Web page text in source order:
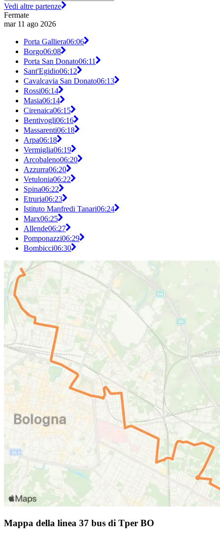
Vedi altre partenze
Fermate
mar 11 ago 2026
Porta Galliera06:06
Borgo06:08
Porta San Donato06:11
Sant'Egidio06:12
Cavalcavia San Donato06:13
Rossi06:14
Masia06:14
Cirenaica06:15
Bentivogli06:16
Massarenti06:18
Arpa06:18
Vermiglia06:19
Arcobaleno06:20
Azzurra06:20
Vetulonia06:22
Spina06:22
Etruria06:23
Istituto Manfredi Tanari06:24
Marx06:25
Allende06:27
Pomponazzi06:29
Bombicci06:30
Mappa della linea 37 bus di Tper BO